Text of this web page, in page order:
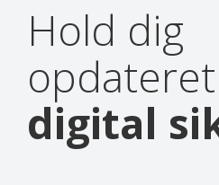
Hold dig
digital